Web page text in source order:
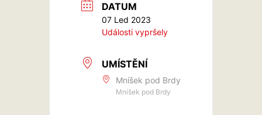
DATUM
07 Led 2023
Události vypršely
UMÍSTĚNÍ
Mníšek pod Brdy
Mníšek pod Brdy